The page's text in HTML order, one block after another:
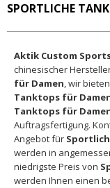
SPORTLICHE
Aktik Custom
chinesischer
für Damen, wir
Tanktops für
Tanktops für
Auftragsfertigung.
Angebot für
werden in
niedrigste Preis von
werden Ihnen einen